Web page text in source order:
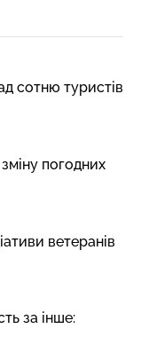
сотню туристів
погодних
ветеранів
за інше: